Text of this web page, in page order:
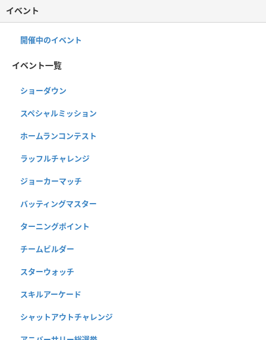
イベント
開催中のイベント
イベント一覧
ショーダウン
スペシャルミッション
ホームランコンテスト
ラッフルチャレンジ
ジョーカーマッチ
バッティングマスター
ターニングポイント
チームビルダー
スターウォッチ
スキルアーケード
シャットアウトチャレンジ